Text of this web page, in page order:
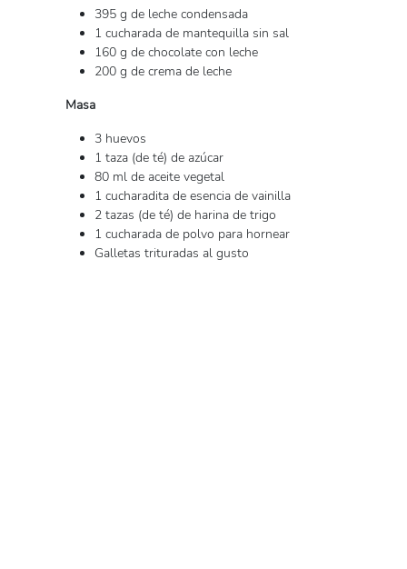
395 g de leche condensada
1 cucharada de mantequilla sin sal
160 g de chocolate con leche
200 g de crema de leche
Masa
3 huevos
1 taza (de té) de azúcar
80 ml de aceite vegetal
1 cucharadita de esencia de vainilla
2 tazas (de té) de harina de trigo
1 cucharada de polvo para hornear
Galletas trituradas al gusto